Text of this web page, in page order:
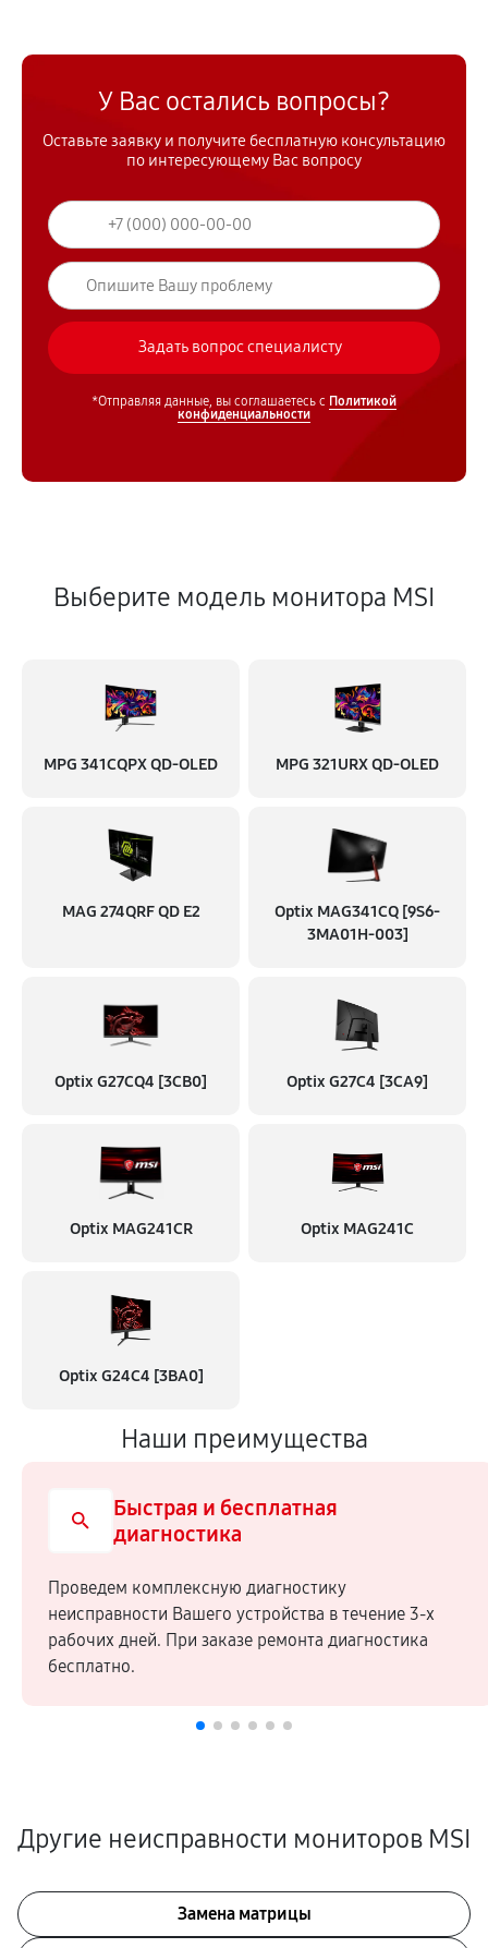
У Вас остались вопросы?
Оставьте заявку и получите бесплатную консультацию
по интересующему Вас вопросу
*Отправляя данные, вы соглашаетесь с Политикой
конфиденциальности
Выберите модель монитора MSI
MPG 341CQPX QD-OLED MPG 321URX QD-OLED
MAG 274QRF QD E2
Optix MAG341CQ [9S6-
3MA01H-003]
Optix G27CQ4 [3CB0] Optix G27C4 [3CA9]
Optix MAG241CR Optix MAG241C
Optix G24C4 [3BA0]
Наши преимущества
Быстрая и бесплатная
диагностика
Проведем комплексную диагностику
неисправности Вашего устройства в течение 3-х
рабочих дней. При заказе ремонта диагностика
бесплатно.
Другие неисправности мониторов MSI
Замена матрицы